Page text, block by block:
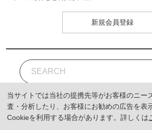
新規会員登録
当サイトでは当社の提携先等がお客様のニー
査・分析したり、お客様にお勧めの広告を表
Cookieを利用する場合があります。詳しくは